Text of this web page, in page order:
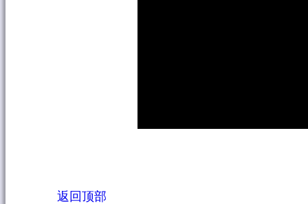
返回顶部